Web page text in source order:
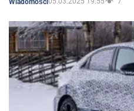
Wiadomości